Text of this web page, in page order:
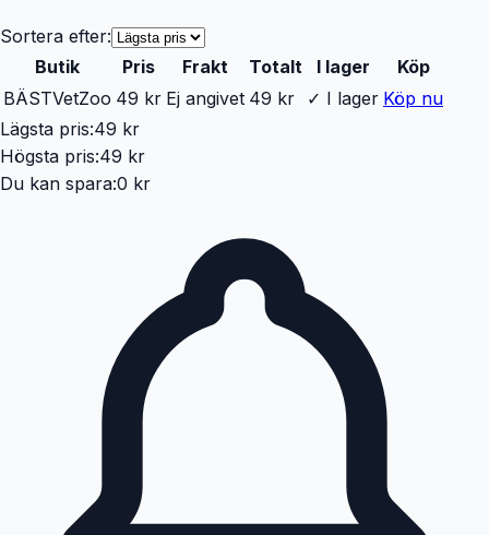
Sortera efter:
Butik
Pris Frakt Totalt I lager
Köp
BÄSTVetZoo 49 kr Ej angivet 49 kr ✓ I lager Köp nu
Lägsta pris:49 kr
Högsta pris:49 kr
Du kan spara:0 kr